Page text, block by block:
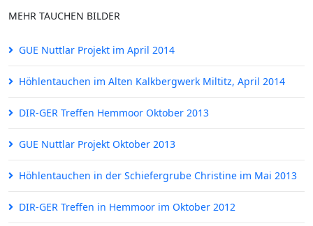
MEHR TAUCHEN BILDER
GUE Nuttlar Projekt im April 2014
Höhlentauchen im Alten Kalkbergwerk Miltitz, April 2014
DIR-GER Treffen Hemmoor Oktober 2013
GUE Nuttlar Projekt Oktober 2013
Höhlentauchen in der Schiefergrube Christine im Mai 2013
DIR-GER Treffen in Hemmoor im Oktober 2012